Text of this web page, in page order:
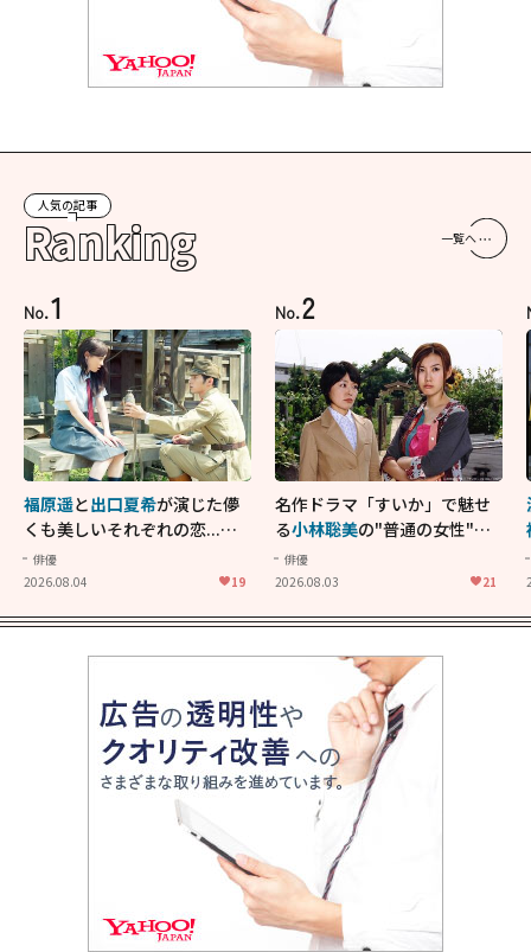
人気の記事
Ranking 一覧へ
No.1
福原遥と出口夏希が演じた儚
くも美しいそれぞれの恋...生
きることの尊さを教えてくれ
た映画「あの花が咲く丘で、
俳優
2026.08.04
19
No.2
名作ドラマ「すいか」で魅せ
る小林聡美の"普通の女性"が
大人に刺さる...映画「かもめ
食堂」にも通じる静かな芝居
俳優
2026.08.03
21